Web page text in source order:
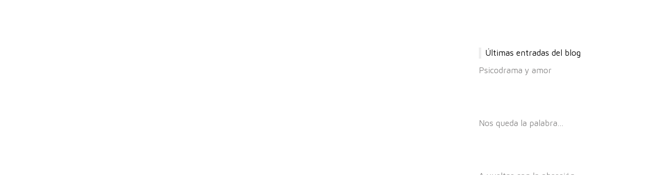
Últimas entradas del blog
Psicodrama y amor
Nos queda la palabra…